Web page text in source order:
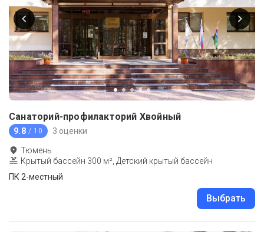
Санаторий-профилакторий Хвойный
9.8 / 10 3 оценки
Тюмень
Крытый бассейн 300 м², Детский крытый бассейн
ПК 2-местный
Выбрать